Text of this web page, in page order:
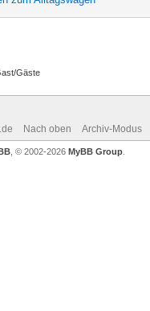
Gäste
Nach oben Archiv-Modus
, © 2002-2026 MyBB Group